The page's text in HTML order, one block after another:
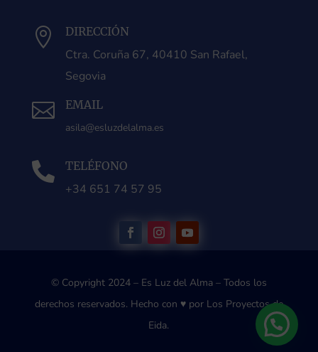
 DIRECCIÓN
Ctra. Coruña 67, 40410 San Rafael,
Segovia
 EMAIL
asila@esluzdelalma.es
 TELÉFONO
+34 651 74 57 95
© Copyright 2024 – Es Luz del Alma – Todos los
derechos reservados. Hecho con ♥ por Los Proyectos de
Eida.